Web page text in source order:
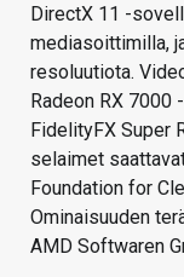
DirectX 11 -
mediasoittimilla,
resoluutiota.
Radeon RX 7000
FidelityFX Super
selaimet
Foundation for
Ominaisuuden
AMD Softwaren